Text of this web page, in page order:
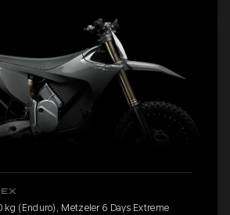
kg (Enduro), Metzeler 6 Days Extreme